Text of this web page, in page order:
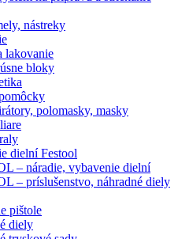
nástreky
lakovanie
bloky
polomasky, masky
dielní Festool
– náradie, vybavenie dielní
– príslušenstvo, náhradné diely
pištole
diely